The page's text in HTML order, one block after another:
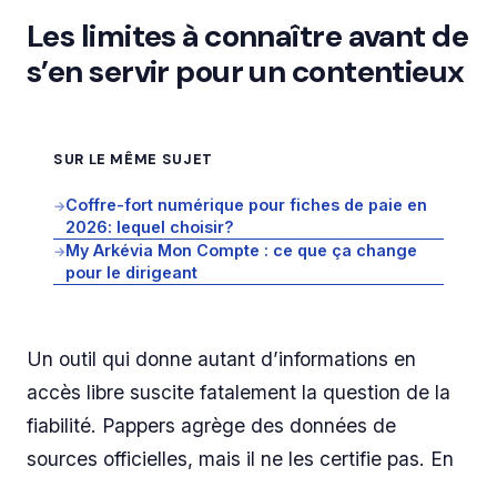
Les limites à connaître avant de
s’en servir pour un contentieux
SUR LE MÊME SUJET
→Coffre-fort numérique pour fiches de paie en
2026: lequel choisir?
→My Arkévia Mon Compte : ce que ça change
pour le dirigeant
Un outil qui donne autant d’informations en
accès libre suscite fatalement la question de la
fiabilité. Pappers agrège des données de
sources officielles, mais il ne les certifie pas. En